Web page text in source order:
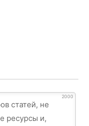
2000